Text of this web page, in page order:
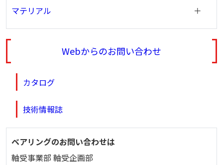
マテリアル
Webからのお問い合わせ
カタログ
技術情報誌
ベアリングのお問い合わせは
軸受事業部 軸受企画部